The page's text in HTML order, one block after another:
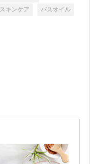
スキンケア
バスオイル